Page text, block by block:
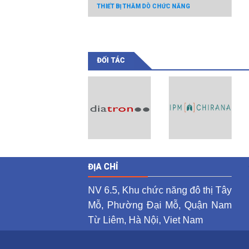
THIẾT BỊ THĂM DÒ CHỨC NĂNG
ĐỐI TÁC
ĐỊA CHỈ
NV 6.5, Khu chức năng đô thị Tây
Mỗ, Phường Đại Mỗ, Quận Nam
Từ Liêm, Hà Nội, Viet Nam